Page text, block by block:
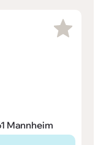
Mannheim